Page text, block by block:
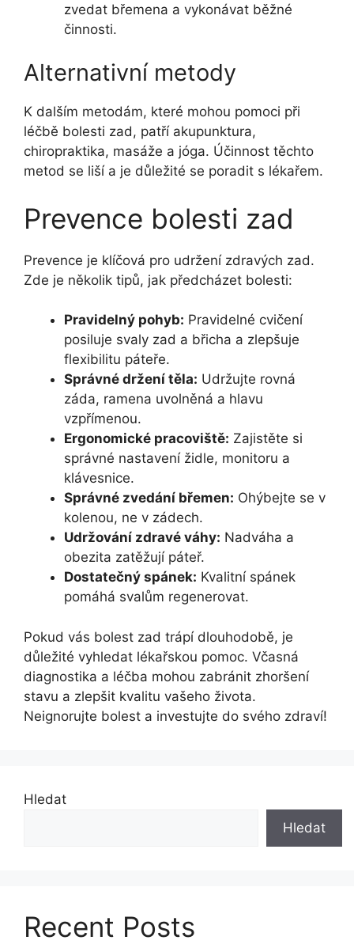
zvedat břemena a vykonávat běžné
činnosti.
Alternativní metody
K dalším metodám, které mohou pomoci při
léčbě bolesti zad, patří akupunktura,
chiropraktika, masáže a jóga. Účinnost těchto
metod se liší a je důležité se poradit s lékařem.
Prevence bolesti zad
Prevence je klíčová pro udržení zdravých zad.
Zde je několik tipů, jak předcházet bolesti:
Pravidelný pohyb: Pravidelné cvičení
posiluje svaly zad a břicha a zlepšuje
flexibilitu páteře.
Správné držení těla: Udržujte rovná
záda, ramena uvolněná a hlavu
vzpřímenou.
Ergonomické pracoviště: Zajistěte si
správné nastavení židle, monitoru a
klávesnice.
Správné zvedání břemen: Ohýbejte se v
kolenou, ne v zádech.
Udržování zdravé váhy: Nadváha a
obezita zatěžují páteř.
Dostatečný spánek: Kvalitní spánek
pomáhá svalům regenerovat.
Pokud vás bolest zad trápí dlouhodobě, je
důležité vyhledat lékařskou pomoc. Včasná
diagnostika a léčba mohou zabránit zhoršení
stavu a zlepšit kvalitu vašeho života.
Neignorujte bolest a investujte do svého zdraví!
Hledat
Hledat
Recent Posts